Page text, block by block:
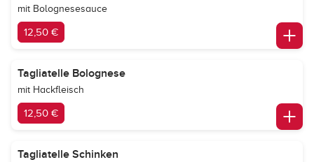
mit Bolognesesauce
12,50 €
Tagliatelle Bolognese
mit Hackfleisch
12,50 €
Tagliatelle Schinken